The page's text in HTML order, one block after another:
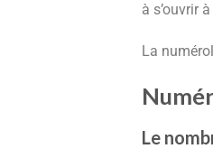
à s’ouvrir
La
Le